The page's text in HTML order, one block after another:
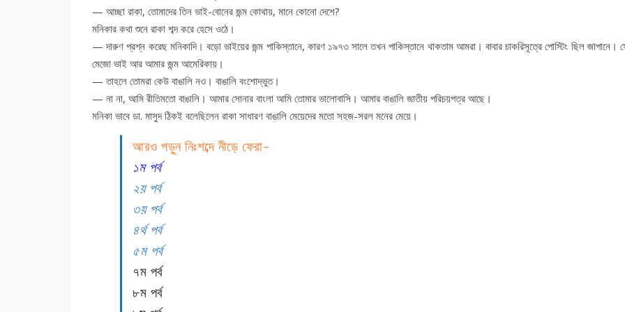
— আচ্ছা রাকা, তোমাদের তিন ভাই-বোনের জন্ম কোথায়, মানে কোনো দেশে?
মনিকার কথা শুনে রাকা শব্দ করে হেসে ওঠে।
— দারুণ প্রশ্ন করেছ মনিকাদি। বড়ো ভাইয়ের জন্ম পাকিস্তানে, কারণ ১৯৭৩ সালে তখন পাকিস্তানে থাকতাম আমরা। বাবার চাকরিসূত্রে পোস্টিং ছিল জাপানে।
মেজো ভাই আর আমার জন্ম আমেরিকায়।
— তাহলে তোমরা কেউ বাঙালি নও। বাঙালি বংশোদ্ভুত।
— না না, আমি রীতিমতো বাঙালি। আমার সোনার বাংলা আমি তোমার ভালোবাসি। আমার বাঙালি জাতীয় পরিচয়পত্র আছে।
মনিকা ভাবে ডা. মাসুদ ঠিকই বলেছিলেন রাকা সাধারণ বাঙালি মেয়েদের মতো সহজ-সরল মনের মেয়ে।
আরও পড়ুন নিঃশব্দে নীড়ে ফেরা-
১ম পর্ব
২য় পর্ব
৩য় পর্ব
৪র্থ পর্ব
৫ম পর্ব
৭ম পর্ব
৮ম পর্ব